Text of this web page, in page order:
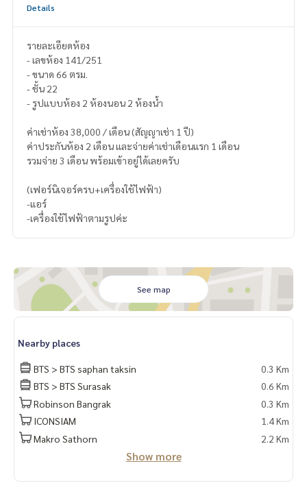
Details
รายละเอียดห้อง
- เลขห้อง 141/251
- ขนาด 66 ตรม.
- ชั้น 22
- รูปแบบห้อง 2 ห้องนอน 2 ห้องน้ำ
ค่าเช่าห้อง 38,000 / เดือน (สัญญาเช่า 1 ปี)
ค่าประกันห้อง 2 เดือน และจ่ายค่าเช่าเดือนแรก 1 เดือน
รวมจ่าย 3 เดือน พร้อมเข้าอยู่ได้เลยครับ
(เฟอร์นิเจอร์ครบ+เครื่องใช้ไฟฟ้า)
-แอร์
-เครื่องใช้ไฟฟ้าตามรูปค่ะ
See map
Nearby places
BTS > BTS saphan taksin
0.3 Km
BTS > BTS Surasak
0.6 Km
Robinson Bangrak
0.3 Km
ICONSIAM
1.4 Km
Makro Sathorn
2.2 Km
Show more